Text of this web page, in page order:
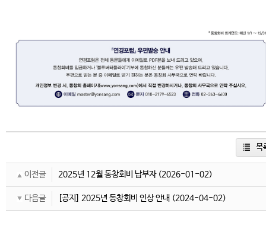
목
이전글 2025년 12월 동창회비 납부자(2026-01-02)
다음글 [공지] 2025년 동창회비 인상 안내 (2024-04-02)